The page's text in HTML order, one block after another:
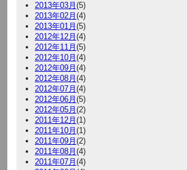
2013年03月 (5)
2013年02月 (4)
2013年01月 (5)
2012年12月 (4)
2012年11月 (5)
2012年10月 (4)
2012年09月 (4)
2012年08月 (4)
2012年07月 (4)
2012年06月 (5)
2012年05月 (2)
2011年12月 (1)
2011年10月 (1)
2011年09月 (2)
2011年08月 (4)
2011年07月 (4)